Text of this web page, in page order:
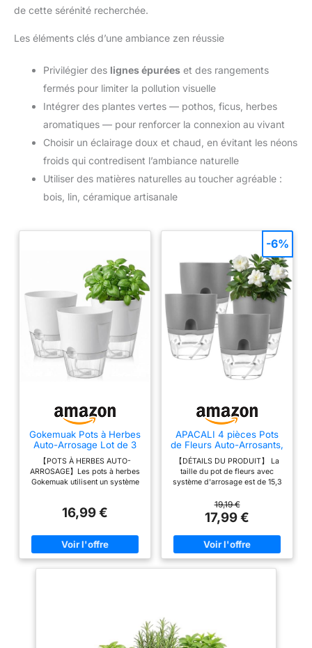
de cette sérénité recherchée.
Les éléments clés d’une ambiance zen réussie
Privilégier des lignes épurées et des rangements
fermés pour limiter la pollution visuelle
Intégrer des plantes vertes — pothos, ficus, herbes
aromatiques — pour renforcer la connexion au vivant
Choisir un éclairage doux et chaud, en évitant les néons
froids qui contredisent l’ambiance naturelle
Utiliser des matières naturelles au toucher agréable :
bois, lin, céramique artisanale
Gokemuak Pots à Herbes
Auto-Arrosage Lot de 3
【POTS À HERBES AUTO-
ARROSAGE】Les pots à herbes
Gokemuak utilisent un système
de manière régulière. Idéal pour
【OUVERTURE DE
REMPLISSAGE】L’ouverture
latérale permet d’ajouter de
lorsqu’ils sont placés côte à
16,99 €
APACALI 4 pièces Pots
de Fleurs Auto-Arrosants,
15cm Herbes Cuisine,
Plantes Aromatiques
Interieur Gris pour
Plantes D'IntéRieur
【DÉTAILS DU PRODUIT】 La
taille du pot de fleurs avec
système d'arrosage est de 15,3
pots de fleurs auto-arrosants,
une quantité suffisante pour
répondre à vos besoins
quotidiens. Ces pots à herbes
de cuisine sont également des
cadeaux de jardin parfaits pour
incassables, résistants à la
chaleur et au froid, légers mais
19,19 €
17,99 €
-6%